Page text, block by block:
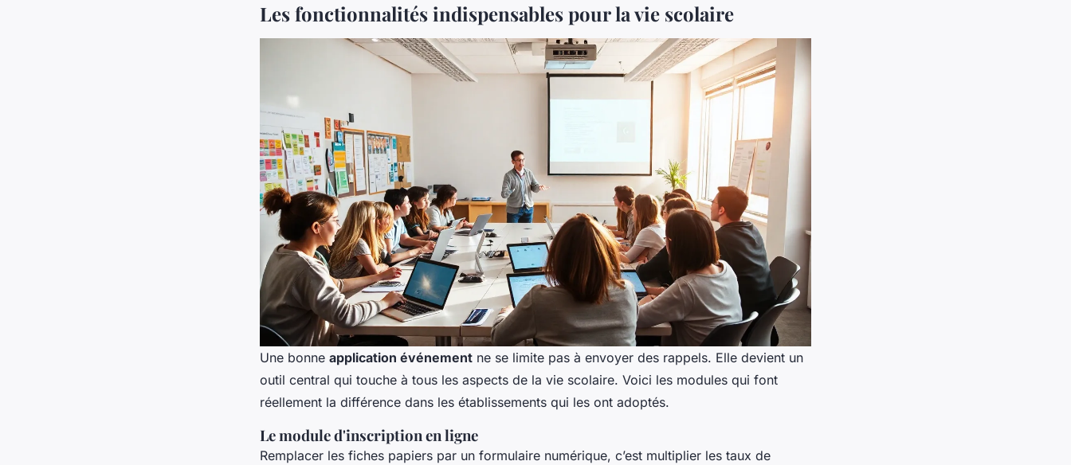
Les fonctionnalités indispensables pour la vie scolaire
Une bonne application événement ne se limite pas à envoyer des rappels. Elle devient un
outil central qui touche à tous les aspects de la vie scolaire. Voici les modules qui font
réellement la différence dans les établissements qui les ont adoptés.
Le module d'inscription en ligne
Remplacer les fiches papiers par un formulaire numérique, c’est multiplier les taux de